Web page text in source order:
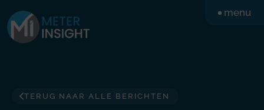
naar
de
menu
TERUG NAAR ALLE BERICHTEN